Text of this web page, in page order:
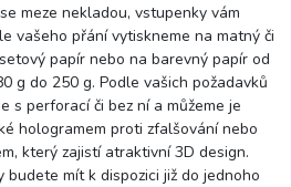
meze nekladou, vstupenky vám
vašeho přání vytiskneme na matný či
papír nebo na barevný papír od
g do 250 g. Podle vašich požadavků
s perforací či bez ní a můžeme je
hologramem proti zfalšování nebo
který zajistí atraktivní 3D design.
budete mít k dispozici již do jednoho